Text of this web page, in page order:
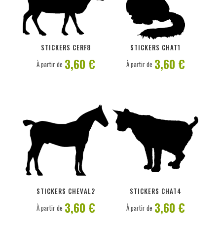
STICKERS CERF8
PERSONNALISER
À partir de 3,60 €
STICKERS CHAT1
PERSONNALISER
À partir de 3,60 €
STICKERS CHEVAL2
À partir de 3,60 €
STICKERS CHAT4
À partir de 3,60 €